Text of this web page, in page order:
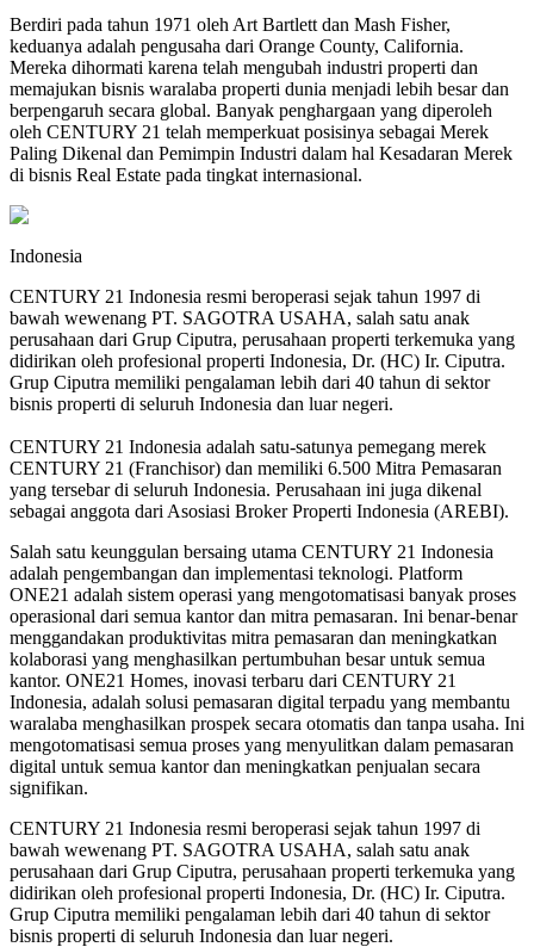
Berdiri pada tahun 1971 oleh Art Bartlett dan Mash Fisher,
keduanya adalah pengusaha dari Orange County, California.
Mereka dihormati karena telah mengubah industri properti dan
memajukan bisnis waralaba properti dunia menjadi lebih besar dan
berpengaruh secara global. Banyak penghargaan yang diperoleh
oleh CENTURY 21 telah memperkuat posisinya sebagai Merek
Paling Dikenal dan Pemimpin Industri dalam hal Kesadaran Merek
di bisnis Real Estate pada tingkat internasional.
Indonesia
CENTURY 21 Indonesia resmi beroperasi sejak tahun 1997 di
bawah wewenang PT. SAGOTRA USAHA, salah satu anak
perusahaan dari Grup Ciputra, perusahaan properti terkemuka yang
didirikan oleh profesional properti Indonesia, Dr. (HC) Ir. Ciputra.
Grup Ciputra memiliki pengalaman lebih dari 40 tahun di sektor
bisnis properti di seluruh Indonesia dan luar negeri.
CENTURY 21 Indonesia adalah satu-satunya pemegang merek
CENTURY 21 (Franchisor) dan memiliki 6.500 Mitra Pemasaran
yang tersebar di seluruh Indonesia. Perusahaan ini juga dikenal
sebagai anggota dari Asosiasi Broker Properti Indonesia (AREBI).
Salah satu keunggulan bersaing utama CENTURY 21 Indonesia
adalah pengembangan dan implementasi teknologi. Platform
ONE21 adalah sistem operasi yang mengotomatisasi banyak proses
operasional dari semua kantor dan mitra pemasaran. Ini benar-benar
menggandakan produktivitas mitra pemasaran dan meningkatkan
kolaborasi yang menghasilkan pertumbuhan besar untuk semua
kantor. ONE21 Homes, inovasi terbaru dari CENTURY 21
Indonesia, adalah solusi pemasaran digital terpadu yang membantu
waralaba menghasilkan prospek secara otomatis dan tanpa usaha. Ini
mengotomatisasi semua proses yang menyulitkan dalam pemasaran
digital untuk semua kantor dan meningkatkan penjualan secara
signifikan.
CENTURY 21 Indonesia resmi beroperasi sejak tahun 1997 di
bawah wewenang PT. SAGOTRA USAHA, salah satu anak
perusahaan dari Grup Ciputra, perusahaan properti terkemuka yang
didirikan oleh profesional properti Indonesia, Dr. (HC) Ir. Ciputra.
Grup Ciputra memiliki pengalaman lebih dari 40 tahun di sektor
bisnis properti di seluruh Indonesia dan luar negeri.